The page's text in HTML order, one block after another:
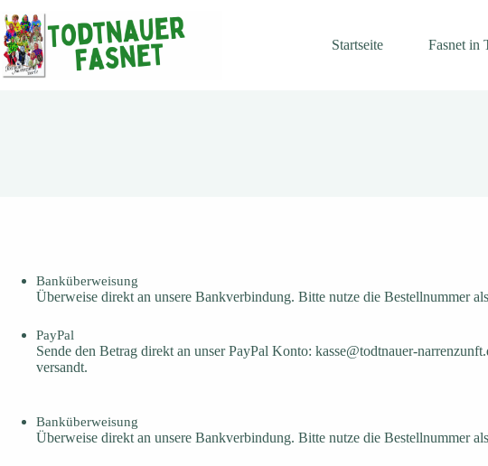
Inhalt
springen
Startseite Fasnet in
Banküberweisung
Überweise direkt an unsere Bankverbindung. Bitte nutze die Bestellnummer
PayPal
Sende den Betrag direkt an unser PayPal Konto: kasse@todtnauer-
versandt.
Banküberweisung
Überweise direkt an unsere Bankverbindung. Bitte nutze die Bestellnummer